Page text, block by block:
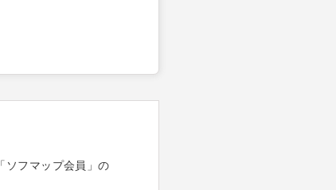
ソフマップ会員」の